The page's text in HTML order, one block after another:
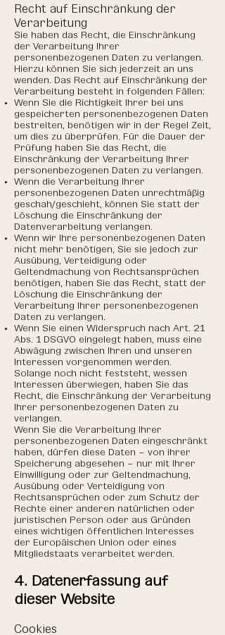
Recht auf Einschränkung der
Verarbeitung
Sie haben das Recht, die Einschränkung
der Verarbeitung Ihrer
personenbezogenen Daten zu verlangen.
Hierzu können Sie sich jederzeit an uns
wenden. Das Recht auf Einschränkung der
Verarbeitung besteht in folgenden Fällen:
Wenn Sie die Richtigkeit Ihrer bei uns
gespeicherten personenbezogenen Daten
bestreiten, benötigen wir in der Regel Zeit,
um dies zu überprüfen. Für die Dauer der
Prüfung haben Sie das Recht, die
Einschränkung der Verarbeitung Ihrer
personenbezogenen Daten zu verlangen.
Wenn die Verarbeitung Ihrer
personenbezogenen Daten unrechtmäßig
geschah/geschieht, können Sie statt der
Löschung die Einschränkung der
Datenverarbeitung verlangen.
Wenn wir Ihre personenbezogenen Daten
nicht mehr benötigen, Sie sie jedoch zur
Ausübung, Verteidigung oder
Geltendmachung von Rechtsansprüchen
benötigen, haben Sie das Recht, statt der
Löschung die Einschränkung der
Verarbeitung Ihrer personenbezogenen
Daten zu verlangen.
Wenn Sie einen Widerspruch nach Art. 21
Abs. 1 DSGVO eingelegt haben, muss eine
Abwägung zwischen Ihren und unseren
Interessen vorgenommen werden.
Solange noch nicht feststeht, wessen
Interessen überwiegen, haben Sie das
Recht, die Einschränkung der Verarbeitung
Ihrer personenbezogenen Daten zu
verlangen.
Wenn Sie die Verarbeitung Ihrer
personenbezogenen Daten eingeschränkt
haben, dürfen diese Daten – von ihrer
Speicherung abgesehen – nur mit Ihrer
Einwilligung oder zur Geltendmachung,
Ausübung oder Verteidigung von
Rechtsansprüchen oder zum Schutz der
Rechte einer anderen natürlichen oder
juristischen Person oder aus Gründen
eines wichtigen öffentlichen Interesses
der Europäischen Union oder eines
Mitgliedstaats verarbeitet werden.
4. Datenerfassung auf
dieser Website
Cookies